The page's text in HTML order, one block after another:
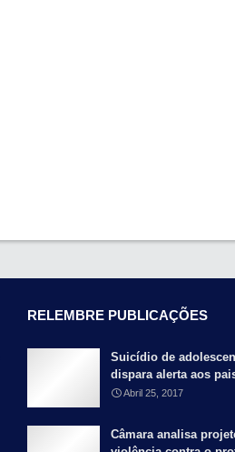
RELEMBRE PUBLICAÇÕES
Suicídio de
dispara alerta aos
Abril 25, 2017
Câmara analisa